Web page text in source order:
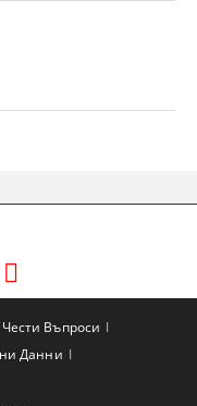
Чести Въпроси
Данни